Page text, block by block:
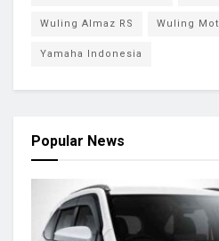
Wuling Almaz RS Wuling
Yamaha Indonesia
Popular News